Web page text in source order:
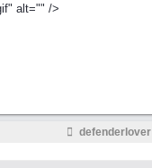
alt="" />
defenderlover